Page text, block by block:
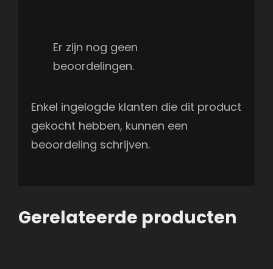
Er zijn nog geen
beoordelingen.
Enkel ingelogde klanten die dit product
gekocht hebben, kunnen een
beoordeling schrijven.
Gerelateerde producten